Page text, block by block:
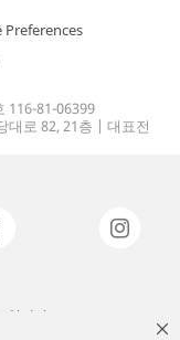
Preferences
116-81-06399
대로 82, 21층 | 대표전
니다.